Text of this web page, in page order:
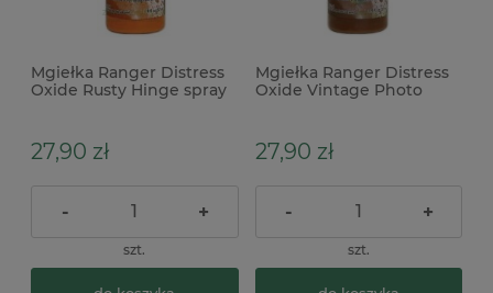
Mgiełka Ranger Distress
Oxide Rusty Hinge spray
27,90 zł
- +
szt.
Mgiełka Ranger Distress
Oxide Vintage Photo
27,90 zł
- +
szt.